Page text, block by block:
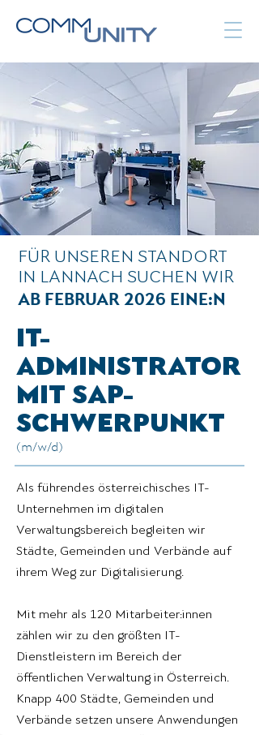
FÜR UNSEREN STANDORT
IN LANNACH SUCHEN WIR
AB FEBRUAR 2026 EINE:N
IT-
ADMINISTRATOR
MIT SAP-
SCHWERPUNKT
(m/w/d)
Als führendes österreichisches IT-
Unternehmen im digitalen
Verwaltungsbereich begleiten wir
Städte, Gemeinden und Verbände auf
ihrem Weg zur Digitalisierung.
Mit mehr als 120 Mitarbeiter:innen
zählen wir zu den größten IT-
Dienstleistern im Bereich der
öffentlichen Verwaltung in Österreich.
Knapp 400 Städte, Gemeinden und
Verbände setzen unsere Anwendungen